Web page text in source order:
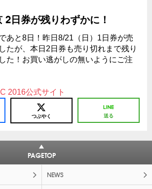
日券が残りわずかに！
あと8日！昨日8/21（日）1日券が売
たが、本日2日券も売り切れまで残り
た！お買い逃がしの無いようにご注
2016公式サイト
つぶやく 送る
PAGETOP
NEWS